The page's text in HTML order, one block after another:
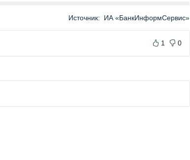
Источник: ИА «БанкИнформСервис»
1 0